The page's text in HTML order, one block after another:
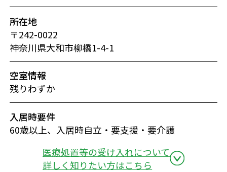
所在地
〒242-0022
神奈川県大和市柳橋1-4-1
空室情報
残りわずか
入居時要件
60歳以上、入居時自立・要支援・要介護
医療処置等の受け入れについて
詳しく知りたい方はこちら